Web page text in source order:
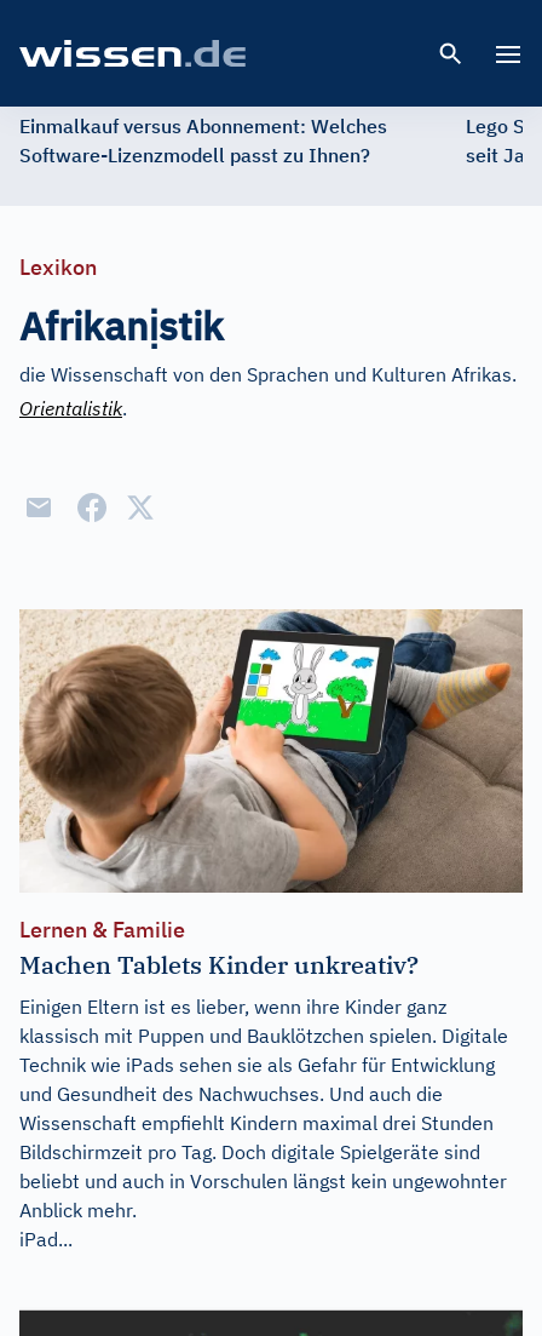
Einmalkauf versus Abonnement: Welches
Software-Lizenzmodell passt zu Ihnen?
Lego
seit
Lexikon
Afrikanịstik
die Wissenschaft von den Sprachen und Kulturen Afrikas.
Orientalistik.
Lernen & Familie
Machen Tablets Kinder unkreativ?
Einigen Eltern ist es lieber, wenn ihre Kinder ganz
klassisch mit Puppen und Bauklötzchen spielen. Digitale
Technik wie iPads sehen sie als Gefahr für Entwicklung
und Gesundheit des Nachwuchses. Und auch die
Wissenschaft empfiehlt Kindern maximal drei Stunden
Bildschirmzeit pro Tag. Doch digitale Spielgeräte sind
beliebt und auch in Vorschulen längst kein ungewohnter
Anblick mehr.
iPad...